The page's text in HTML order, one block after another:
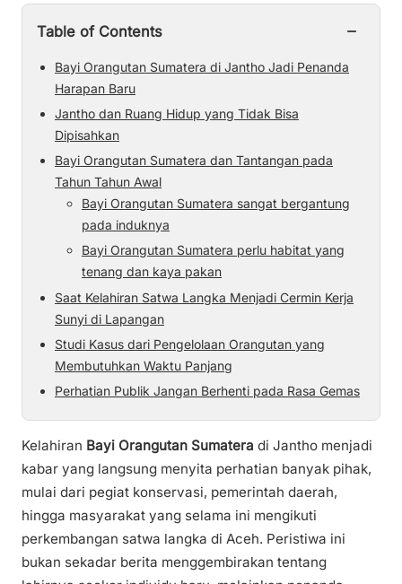
Table of Contents −
Bayi Orangutan Sumatera di Jantho Jadi Penanda
Harapan Baru
Jantho dan Ruang Hidup yang Tidak Bisa
Dipisahkan
Bayi Orangutan Sumatera dan Tantangan pada
Tahun Tahun Awal
Bayi Orangutan Sumatera sangat bergantung
pada induknya
Bayi Orangutan Sumatera perlu habitat yang
tenang dan kaya pakan
Saat Kelahiran Satwa Langka Menjadi Cermin Kerja
Sunyi di Lapangan
Studi Kasus dari Pengelolaan Orangutan yang
Membutuhkan Waktu Panjang
Perhatian Publik Jangan Berhenti pada Rasa Gemas
Kelahiran Bayi Orangutan Sumatera di Jantho menjadi
kabar yang langsung menyita perhatian banyak pihak,
mulai dari pegiat konservasi, pemerintah daerah,
hingga masyarakat yang selama ini mengikuti
perkembangan satwa langka di Aceh. Peristiwa ini
bukan sekadar berita menggembirakan tentang